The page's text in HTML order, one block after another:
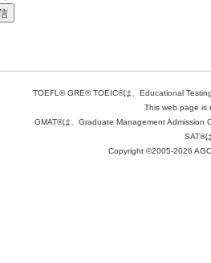
TOEFL® GRE® TOEIC®は、Educational
This web page is
GMAT®は、Graduate Management Admission
SAT®
Copyright ©2005-2026